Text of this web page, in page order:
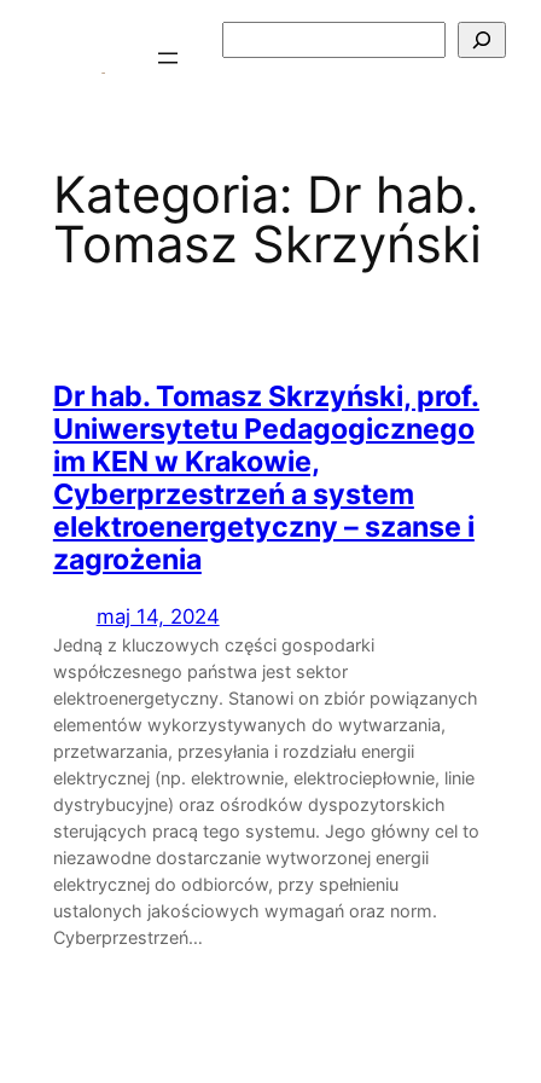
Kategoria: Dr hab.
Tomasz Skrzyński
Dr hab. Tomasz Skrzyński, prof.
Uniwersytetu Pedagogicznego
im KEN w Krakowie,
Cyberprzestrzeń a system
elektroenergetyczny – szanse i
zagrożenia
maj 14, 2024
Jedną z kluczowych części gospodarki
współczesnego państwa jest sektor
elektroenergetyczny. Stanowi on zbiór powiązanych
elementów wykorzystywanych do wytwarzania,
przetwarzania, przesyłania i rozdziału energii
elektrycznej (np. elektrownie, elektrociepłownie, linie
dystrybucyjne) oraz ośrodków dyspozytorskich
sterujących pracą tego systemu. Jego główny cel to
niezawodne dostarczanie wytworzonej energii
elektrycznej do odbiorców, przy spełnieniu
ustalonych jakościowych wymagań oraz norm.
Cyberprzestrzeń…